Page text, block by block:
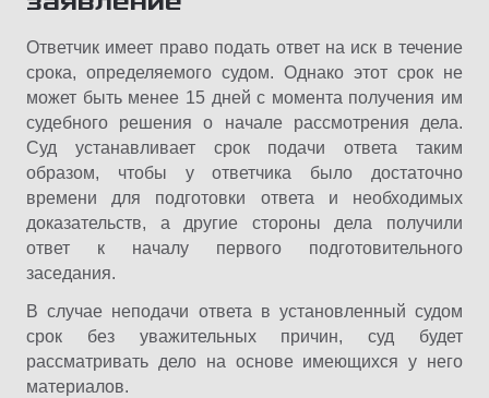
Ответчик имеет право подать ответ на иск в течение
срока, определяемого судом. Однако этот срок не
может быть менее 15 дней с момента получения им
судебного решения о начале рассмотрения дела.
Суд устанавливает срок подачи ответа таким
образом, чтобы у ответчика было достаточно
времени для подготовки ответа и необходимых
доказательств, а другие стороны дела получили
ответ к началу первого подготовительного
заседания.
В случае неподачи ответа в установленный судом
срок без уважительных причин, суд будет
рассматривать дело на основе имеющихся у него
материалов.